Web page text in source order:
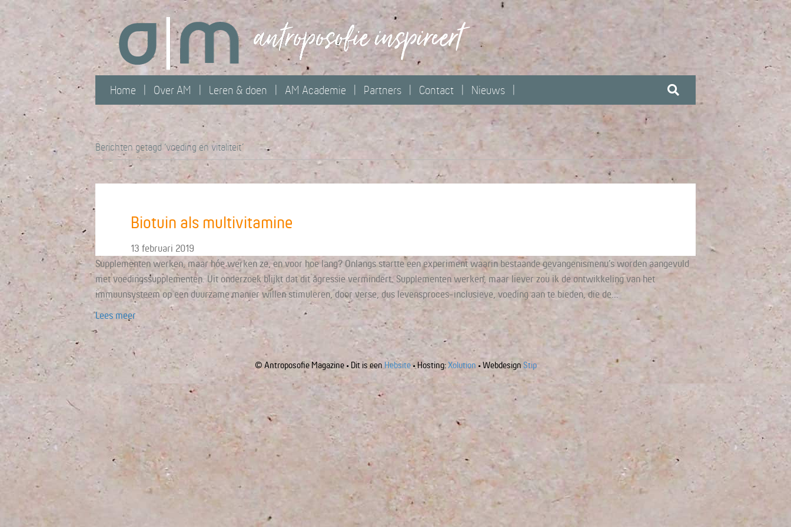
Home Over AM Leren & doen AM Academie Partners Contact Nieuws
Berichten getagd ‘voeding en vitaliteit’
Biotuin als multivitamine
13 februari 2019
Supplementen werken, maar hóe werken ze, en voor hoe lang? Onlangs startte een experiment waarin bestaande gevangenismenu’s worden aangevuld
met voedingssupplementen. Uit onderzoek blijkt dat dit agressie vermindert. Supplementen werken, maar liever zou ik de ontwikkeling van het
immuunsysteem op een duurzame manier willen stimuleren, door verse, dus levensproces-inclusieve, voeding aan te bieden, die de…
Lees meer
© Antroposofie Magazine • Dit is een Hebsite• Hosting:Xolution • Webdesign Stip